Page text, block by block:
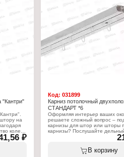
"Кантри"
на
колец
₽
Код:031899
Карниз потолочный
СТАНДАРТ *6
Оформляя интерьер ваших
решаете сложный вопрос –
карнизы для штор или шторы
карнизы? Послушайте дельный
карнизы для штор необходимо
приобретать после того, как
определились с типом штор и
собственным весом. Но только
В корзину